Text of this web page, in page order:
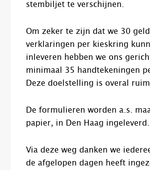
stembiljet te verschijnen.
Om zeker te zijn dat we 30
verklaringen per kieskring
inleveren hebben we ons
minimaal 35 handtekeningen
Deze doelstelling is overal
De formulieren worden a.s.
papier, in Den Haag ingeleverd.
Via deze weg danken we
de afgelopen dagen heeft